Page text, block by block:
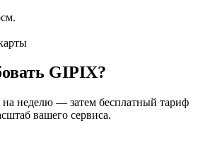
GIPIX?
неделю — затем бесплатный тариф
вашего сервиса.